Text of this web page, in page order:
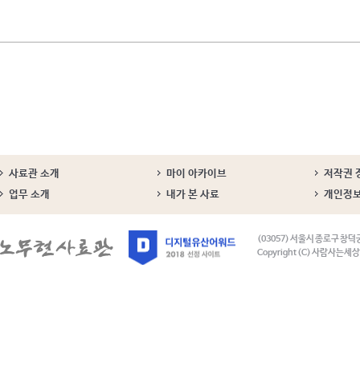
사료관 소개 마이 아카이브
저작권
업무 소개
내가 본 사료 개인정
(03057) 서울시 종로구 창덕
Copyright (C) 사람사는세